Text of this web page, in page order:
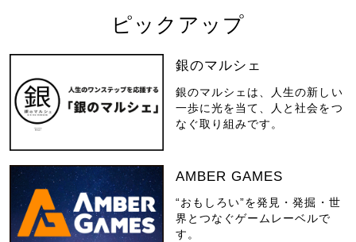
ピックアップ
銀のマルシェ
銀のマルシェは、人生の新しい
一歩に光を当て、人と社会をつ
なぐ取り組みです。
AMBER GAMES
“おもしろい”を発見・発掘・世
界とつなぐゲームレーベルで
す。